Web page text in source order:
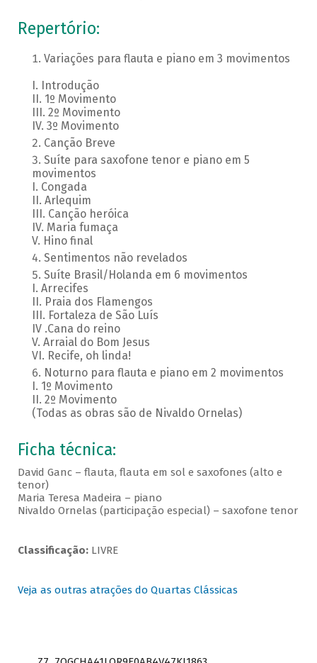
Repertório:
Variações para flauta e piano em 3 movimentos
I. Introdução
II. 1º Movimento
III. 2º Movimento
IV. 3º Movimento
Canção Breve
Suíte para saxofone tenor e piano em 5
movimentos
I. Congada
II. Arlequim
III. Canção heróica
IV. Maria fumaça
V. Hino final
Sentimentos não revelados
Suíte Brasil/Holanda em 6 movimentos
I. Arrecifes
II. Praia dos Flamengos
III. Fortaleza de São Luís
IV .Cana do reino
V. Arraial do Bom Jesus
VI. Recife, oh linda!
Noturno para flauta e piano em 2 movimentos
I. 1º Movimento
II. 2º Movimento
(Todas as obras são de Nivaldo Ornelas)
Ficha técnica:
David Ganc – flauta, flauta em sol e saxofones (alto e
tenor)
Maria Teresa Madeira – piano
Nivaldo Ornelas (participação especial) – saxofone tenor
Classificação:LIVRE
Veja as outras atrações do Quartas Clássicas